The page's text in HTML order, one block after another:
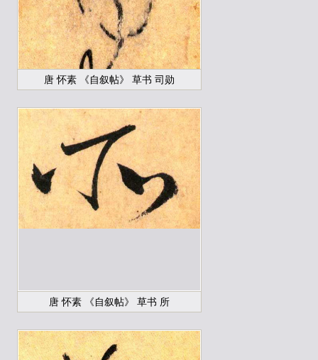
唐 怀素 《自叙帖》 草书 司勋
唐 怀素 《自叙帖》 草书 所